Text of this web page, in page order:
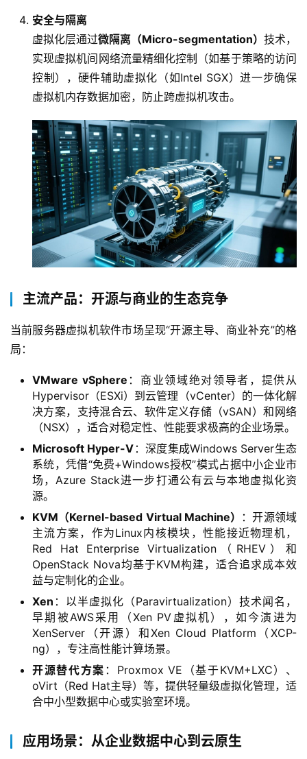
产
安全与隔离
虚拟化层通过微隔离（Micro-segmentation） 技术，
实现虚拟机间网络流量精细化控制（如基于策略的访问
控制），硬件辅助虚拟化（如Intel SGX）进一步确保
虚拟机内存数据加密，防止跨虚拟机攻击。
主流产品：开源与商业的生态竞争
当前服务器虚拟机软件市场呈现“开源主导、商业补充”的格
局：
VMware vSphere ：商业领域绝对领导者，提供从
Hypervisor（ESXi）到云管理（vCenter）的一体化解
决方案，支持混合云、软件定义存储（vSAN）和网络
（NSX），适合对稳定性、性能要求极高的企业场景。
Microsoft Hyper-V ：深度集成Windows Server生态
系统，凭借“免费+Windows授权”模式占据中小企业市
场，Azure Stack进一步打通公有云与本地虚拟化资
源。
KVM（Kernel-based Virtual Machine）
：开源领域
主流方案，作为Linux内核模块，性能接近物理机，
Red Hat Enterprise Virtualization（RHEV）和
OpenStack Nova均基于KVM构建，适合追求成本效
益与定制化的企业。
Xen ：以半虚拟化（Paravirtualization）技术闻名，
早期被AWS采用（Xen PV虚拟机），如今演进为
XenServer（开源）和Xen Cloud Platform（XCP-
ng），专注高性能计算场景。
开源替代方案 ：Proxmox VE（基于KVM+LXC）、
oVirt（Red Hat主导）等，提供轻量级虚拟化管理，适
合中小型数据中心或实验室环境。
应用场景：从企业数据中心到云原生